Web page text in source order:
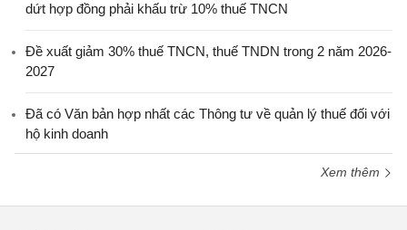
dứt hợp đồng phải khấu trừ 10% thuế TNCN
Đề xuất giảm 30% thuế TNCN, thuế TNDN trong 2 năm 2026-
2027
Đã có Văn bản hợp nhất các Thông tư về quản lý thuế đối với
hộ kinh doanh
Xem thêm